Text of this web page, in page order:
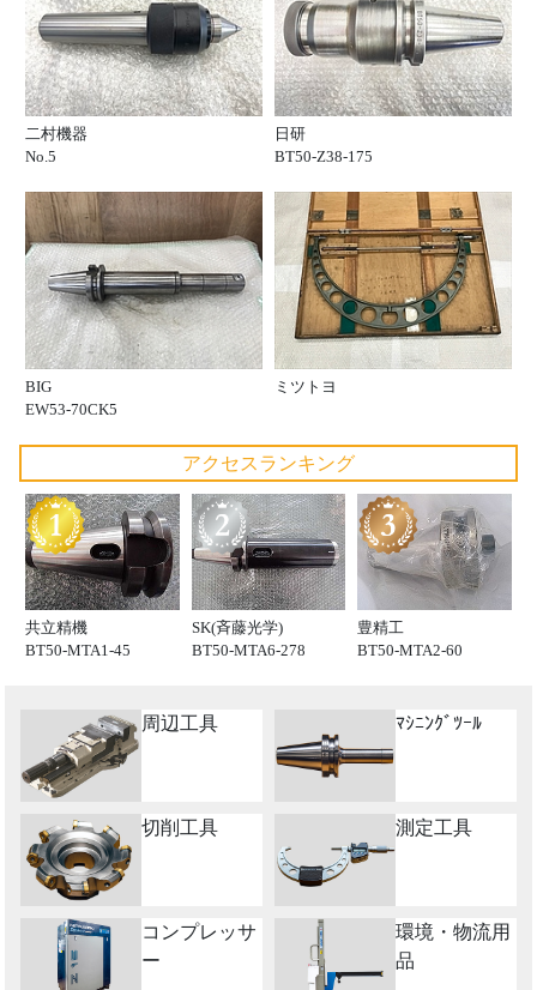
二村機器
No.5
日研
BT50-Z38-175
BIG
EW53-70CK5
ミツトヨ
アクセスランキング
共立精機
BT50-MTA1-45
SK(斉藤光学)
BT50-MTA6-278
豊精工
BT50-MTA2-60
周辺工具 ﾏｼﾆﾝｸﾞﾂｰﾙ
切削工具 測定工具
コンプレッサ
ー
環境・物流用
品